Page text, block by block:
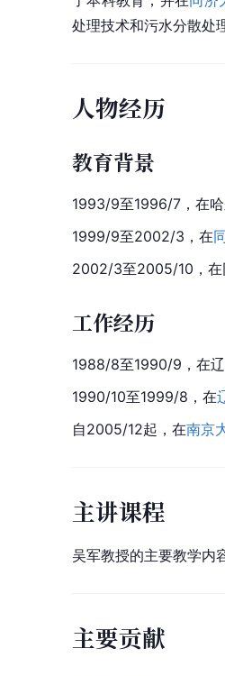
处理技术和污水分散处
人物经历
教育背景
1993/9至1996/7，在
1999/9至2002/3，在
2002/3至2005/10，在
工作经历
1988/8至1990/9，在
1990/10至1999/8，在
自2005/12起，在南京
主讲课程
吴军教授的主要教学内
主要贡献